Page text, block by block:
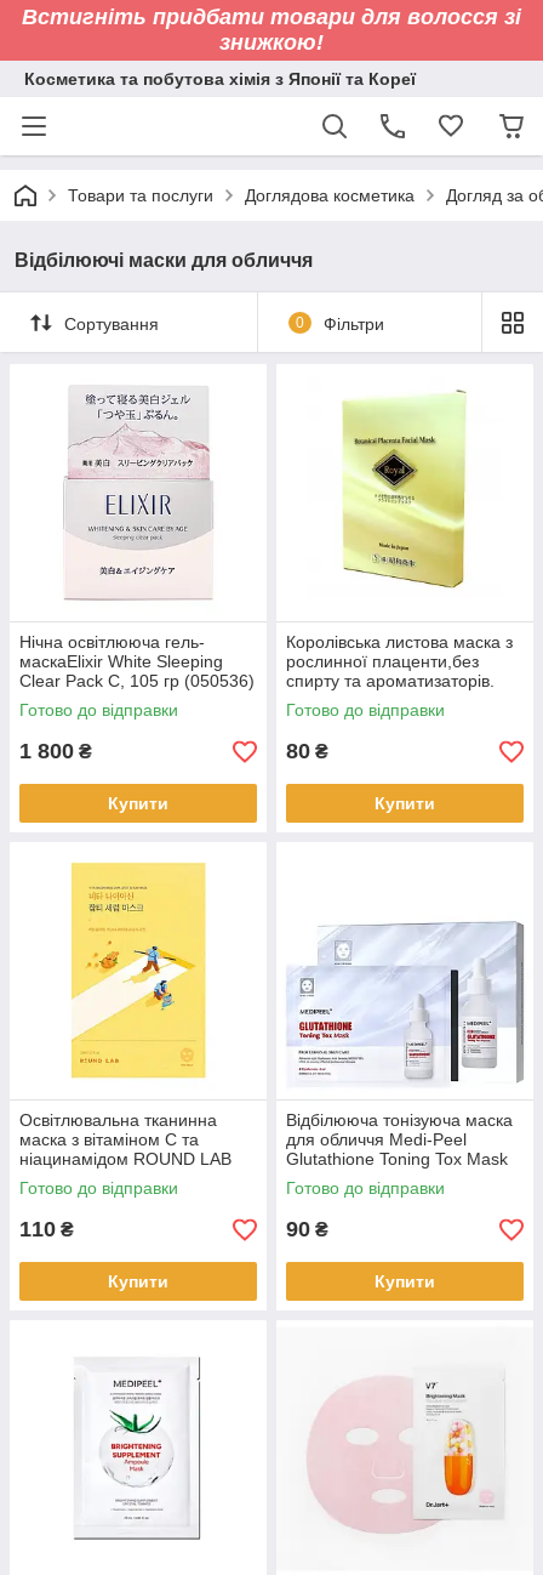
Встигніть придбати товари для волосся зі
знижкою!
Косметика та побутова хімія з Японії та Кореї
Товари та послуги Доглядова косметика Догляд за
Відбілюючі маски для обличчя
Сортування 0 Фільтри
Нічна освітлююча гель-
маскаElixir White Sleeping
Clear Pack C, 105 гр (050536)
Готово до відправки
1 800 ₴
Купити
Королівська листова маска з
рослинної плаценти,без
спирту та ароматизаторів.
(877080)
Готово до відправки
80 ₴
Купити
Освітлювальна тканинна
маска з вітаміном C та
ніацинамідом ROUND LAB
Vita Niacinamide, 1 шт
(540768)
Готово до відправки
110 ₴
Купити
Відбілююча тонізуюча маска
для обличчя Medi-Peel
Glutathione Toning Tox Mask
(822014)
Готово до відправки
90 ₴
Купити